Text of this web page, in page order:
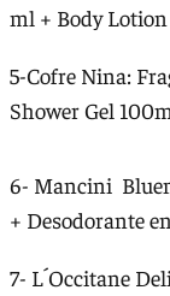
ml + Body
5-Cofre Nina:
Shower Gel
6- Mancini
+ Desodorante
7- L´Occitane